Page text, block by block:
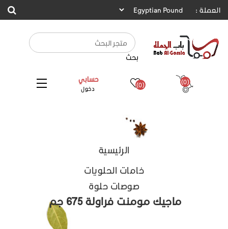
العملة :
بحث
حسابي
دخول (0) (0)
الرئيسية
خامات الحلويات
صوصات حلوة
ماجيك مومنت فراولة 675 جم